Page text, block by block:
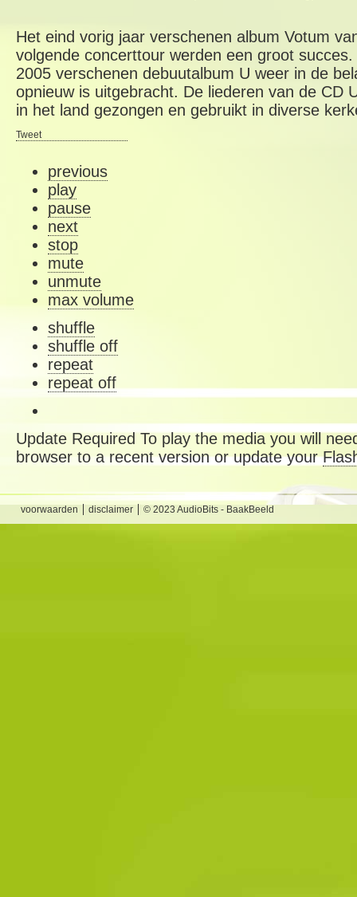
Het eind vorig jaar verschenen album Votum
volgende concerttour werden een groot
2005 verschenen debuutalbum U weer in de
opnieuw is uitgebracht. De liederen van de CD
in het land gezongen en gebruikt in diverse
Tweet
previous
play
pause
next
stop
mute
unmute
max volume
shuffle
shuffle off
repeat
repeat off
Update Required To play the media you will
browser to a recent version or update your
voorwaarden disclaimer © 2023 AudioBits - BaakBeeld